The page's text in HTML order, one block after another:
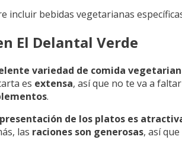
incluir bebidas vegetarianas
El Delantal Verde
variedad de comida
es extensa, así que no te va a
.
presentación de los platos es
las raciones son generosas, así